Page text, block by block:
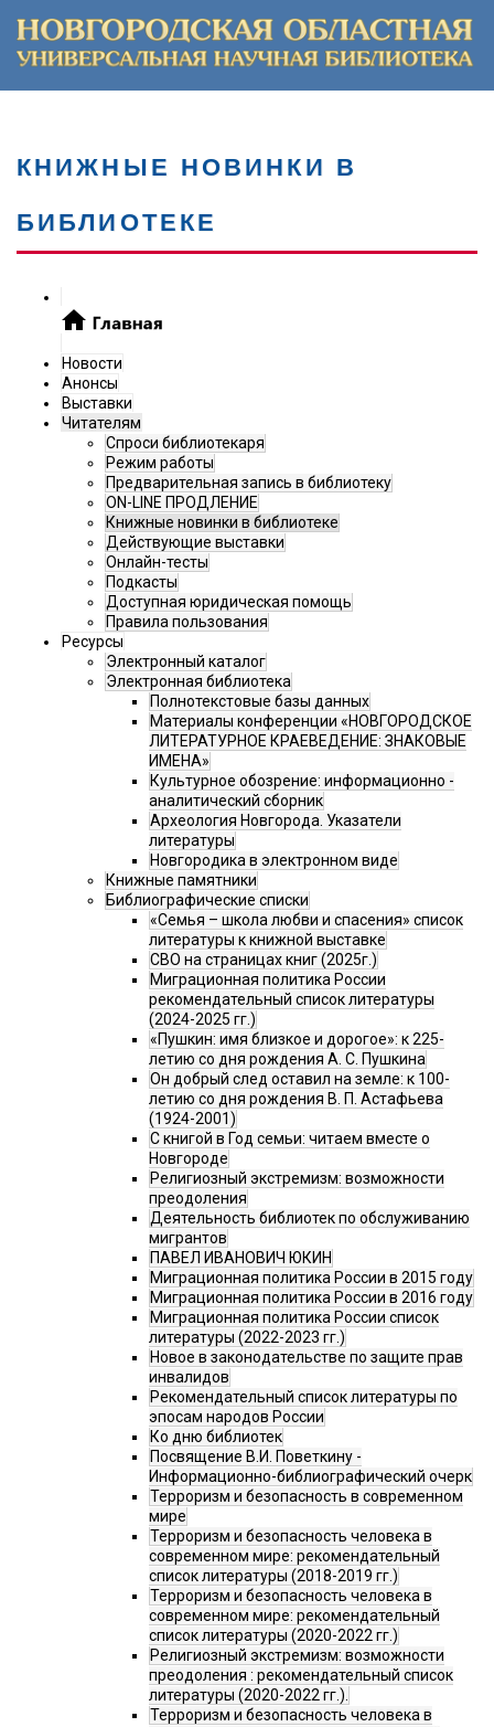
КНИЖНЫЕ НОВИНКИ В
БИБЛИОТЕКЕ
Новости
Анонсы
Выставки
Читателям
Спроси библиотекаря
Режим работы
Предварительная запись в библиотеку
ON-LINE ПРОДЛЕНИЕ
Книжные новинки в библиотеке
Действующие выставки
Онлайн-тесты
Подкасты
Доступная юридическая помощь
Правила пользования
Ресурсы
Электронный каталог
Электронная библиотека
Полнотекстовые базы данных
Материалы конференции «НОВГОРОДСКОЕ
ЛИТЕРАТУРНОЕ КРАЕВЕДЕНИЕ: ЗНАКОВЫЕ
ИМЕНА»
Культурное обозрение: информационно -
аналитический сборник
Археология Новгорода. Указатели
литературы
Новгородика в электронном виде
Книжные памятники
Библиографические списки
«Семья – школа любви и спасения» список
литературы к книжной выставке
СВО на страницах книг (2025г.)
Миграционная политика России
рекомендательный список литературы
(2024-2025 гг.)
«Пушкин: имя близкое и дорогое»: к 225-
летию со дня рождения А. С. Пушкина
Он добрый след оставил на земле: к 100-
летию со дня рождения В. П. Астафьева
(1924-2001)
С книгой в Год семьи: читаем вместе о
Новгороде
Религиозный экстремизм: возможности
преодоления
Деятельность библиотек по обслуживанию
мигрантов
ПАВЕЛ ИВАНОВИЧ ЮКИН
Миграционная политика России в 2015 году
Миграционная политика России в 2016 году
Миграционная политика России список
литературы (2022-2023 гг.)
Новое в законодательстве по защите прав
инвалидов
Рекомендательный список литературы по
эпосам народов России
Ко дню библиотек
Посвящение В.И. Поветкину -
Информационно-библиографический очерк
Терроризм и безопасность в современном
мире
Терроризм и безопасность человека в
современном мире: рекомендательный
список литературы (2018-2019 гг.)
Терроризм и безопасность человека в
современном мире: рекомендательный
список литературы (2020-2022 гг.)
Религиозный экстремизм: возможности
преодоления : рекомендательный список
литературы (2020-2022 гг.).
Терроризм и безопасность человека в